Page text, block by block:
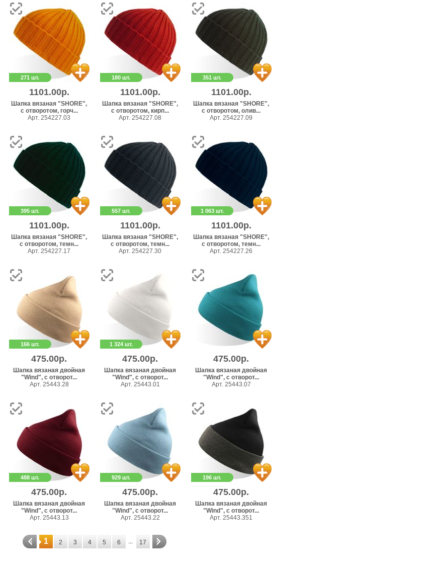
271 шт.
1101.00р.
Шапка вязаная "SHORE",
с отворотом, горч...
Арт. 254227.03
180 шт.
1101.00р.
Шапка вязаная "SHORE",
с отворотом, кирп...
Арт. 254227.08
351 шт.
1101.00р.
Шапка вязаная "SHORE",
с отворотом, олив...
Арт. 254227.09
395 шт.
1101.00р.
Шапка вязаная "SHORE",
с отворотом, темн...
Арт. 254227.17
557 шт.
1101.00р.
Шапка вязаная "SHORE",
с отворотом, темн...
Арт. 254227.30
1 063 шт.
1101.00р.
Шапка вязаная "SHORE",
с отворотом, темн...
Арт. 254227.26
166 шт.
475.00р.
Шапка вязаная двойная
"Wind", с отворот...
Арт. 25443.28
1 324 шт.
475.00р.
Шапка вязаная двойная
"Wind", с отворот...
Арт. 25443.01
475.00р.
Шапка вязаная двойная
"Wind", с отворот...
Арт. 25443.07
488 шт.
475.00р.
Шапка вязаная двойная
"Wind", с отворот...
Арт. 25443.13
929 шт.
475.00р.
Шапка вязаная двойная
"Wind", с отворот...
Арт. 25443.22
196 шт.
475.00р.
Шапка вязаная двойная
"Wind", с отворот...
Арт. 25443.351
1 2 3 4 5 6 17